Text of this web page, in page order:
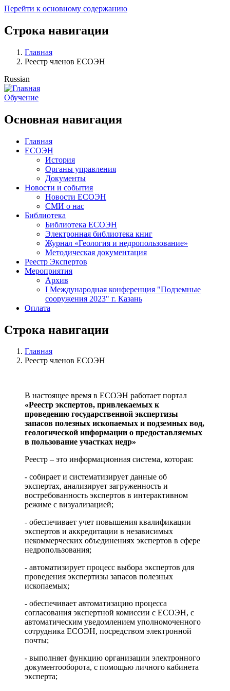
Перейти к основному содержанию
Строка навигации
Главная
Реестр членов ЕСОЭН
Russian
Обучение
Основная навигация
Главная
ЕСОЭН
История
Органы управления
Документы
Новости и события
Новости ЕСОЭН
СМИ о нас
Библиотека
Библиотека ЕСОЭН
Электронная библиотека книг
Журнал «Геология и недропользование»
Методическая документация
Реестр Экспертов
Мероприятия
Архив
I Международная конференция "Подземные
сооружения 2023" г. Казань
Оплата
Строка навигации
Главная
Реестр членов ЕСОЭН
В настоящее время в ЕСОЭН работает портал
«Реестр экспертов, привлекаемых к
проведению государственной экспертизы
запасов полезных ископаемых и подземных вод,
геологической информации о предоставляемых
в пользование участках недр»
Реестр – это информационная система, которая:
- собирает и систематизирует данные об
экспертах, анализирует загруженность и
востребованность экспертов в интерактивном
режиме с визуализацией;
- обеспечивает учет повышения квалификации
экспертов и аккредитации в независимых
некоммерческих объединениях экспертов в сфере
недропользования;
- автоматизирует процесс выбора экспертов для
проведения экспертизы запасов полезных
ископаемых;
- обеспечивает автоматизацию процесса
согласования экспертной комиссии с ЕСОЭН, с
автоматическим уведомлением уполномоченного
сотрудника ЕСОЭН, посредством электронной
почты;
- выполняет функцию организации электронного
документооборота, с помощью личного кабинета
эксперта;